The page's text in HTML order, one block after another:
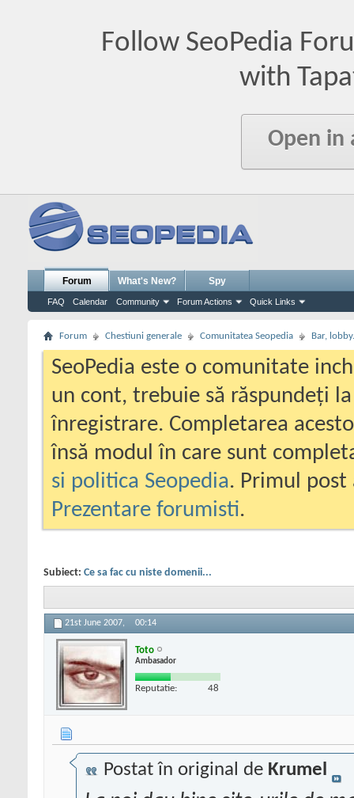
Follow SeoPedia
with
Open in
Forum
FAQ Calendar Community Forum Actions Quick Links
What's New? Spy
Forum Chestiuni generale Comunitatea Seopedia Bar,
SeoPedia este o comunitate
un cont, trebuie să răspundeți
înregistrare. Completarea
însă modul în care sunt
si politica Seopedia. Primul
Prezentare forumisti.
Subiect: Ce sa fac cu niste domenii...
21st June 2007, 00:14
Toto
Ambasador
Reputatie: 48
Postat în original de Krumel